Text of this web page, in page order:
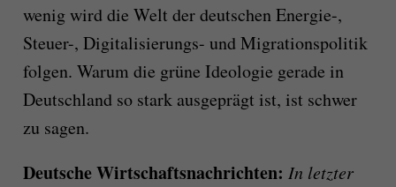
wenig wird die Welt der deutschen Energie-,
Steuer-, Digitalisierungs- und Migrationspolitik
folgen. Warum die grüne Ideologie gerade in
Deutschland so stark ausgeprägt ist, ist schwer
zu sagen.
Deutsche Wirtschaftsnachrichten: In letzter